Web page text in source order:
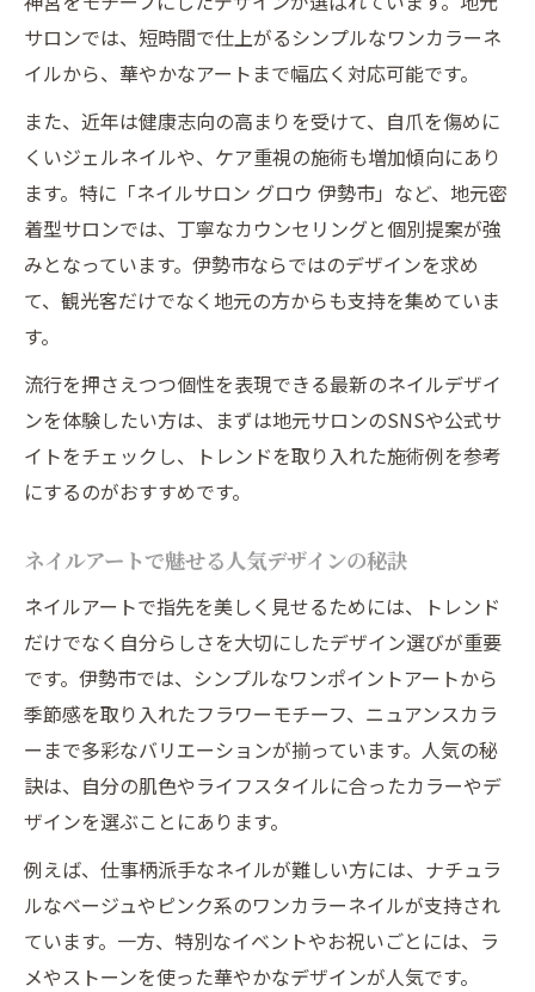
サロンでは、短時間で仕上がるシンプルなワンカラーネ
イルから、華やかなアートまで幅広く対応可能です。
また、近年は健康志向の高まりを受けて、自爪を傷めに
くいジェルネイルや、ケア重視の施術も増加傾向にあり
ます。特に「ネイルサロン グロウ 伊勢市」など、地元密
着型サロンでは、丁寧なカウンセリングと個別提案が強
みとなっています。伊勢市ならではのデザインを求め
て、観光客だけでなく地元の方からも支持を集めていま
す。
流行を押さえつつ個性を表現できる最新のネイルデザイ
ンを体験したい方は、まずは地元サロンのSNSや公式サ
イトをチェックし、トレンドを取り入れた施術例を参考
にするのがおすすめです。
ネイルアートで魅せる人気デザインの秘訣
ネイルアートで指先を美しく見せるためには、トレンド
だけでなく自分らしさを大切にしたデザイン選びが重要
です。伊勢市では、シンプルなワンポイントアートから
季節感を取り入れたフラワーモチーフ、ニュアンスカラ
ーまで多彩なバリエーションが揃っています。人気の秘
訣は、自分の肌色やライフスタイルに合ったカラーやデ
ザインを選ぶことにあります。
例えば、仕事柄派手なネイルが難しい方には、ナチュラ
ルなベージュやピンク系のワンカラーネイルが支持され
ています。一方、特別なイベントやお祝いごとには、ラ
メやストーンを使った華やかなデザインが人気です。